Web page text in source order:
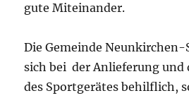
gute Miteinander.
Die Gemeinde Neunkirchen-
sich bei der Anlieferung und
des Sportgerätes behilflich,